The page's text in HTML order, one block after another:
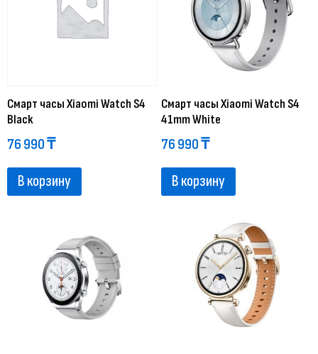
Смарт часы Xiaomi Watch S4
Black
76 990₸
В корзину
Смарт часы Xiaomi Watch S4
41mm White
76 990₸
В корзину